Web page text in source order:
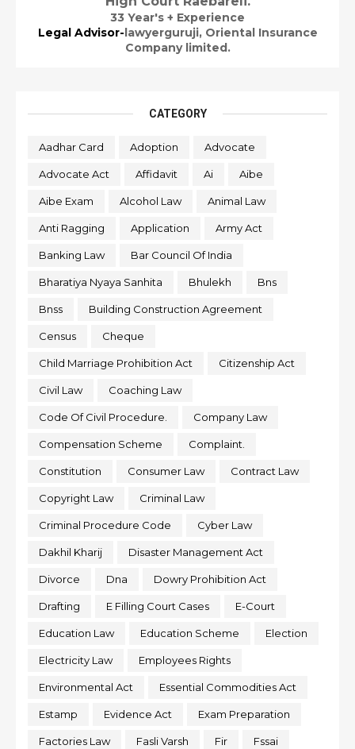
33 Year's + Experience
Legal Advisor-lawyerguruji, Oriental Insurance
Company limited.
CATEGORY
Aadhar Card Adoption Advocate
Advocate Act Affidavit Ai Aibe
Aibe Exam Alcohol Law Animal Law
Anti Ragging Application Army Act
Banking Law Bar Council Of India
Bharatiya Nyaya Sanhita Bhulekh Bns
Bnss Building Construction Agreement
Census Cheque
Child Marriage Prohibition Act Citizenship Act
Civil Law Coaching Law
Code Of Civil Procedure. Company Law
Compensation Scheme Complaint.
Constitution Consumer Law Contract Law
Copyright Law Criminal Law
Criminal Procedure Code Cyber Law
Dakhil Kharij Disaster Management Act
Divorce Dna Dowry Prohibition Act
Drafting E Filling Court Cases E-Court
Education Law Education Scheme Election
Electricity Law Employees Rights
Environmental Act Essential Commodities Act
Estamp Evidence Act Exam Preparation
Factories Law Fasli Varsh Fir Fssai